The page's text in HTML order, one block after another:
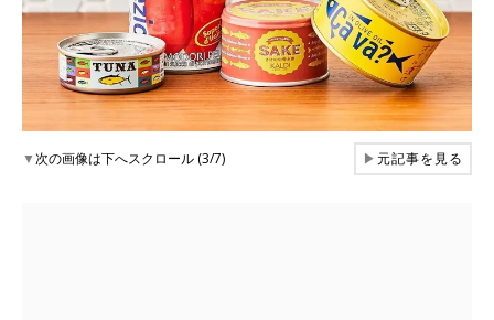
▼次の画像は下へスクロール (3/7) ▶元記事を見る